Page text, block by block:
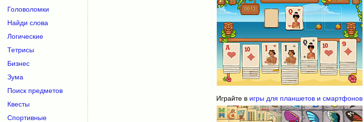
Играйте в игры для планшетов и смартфонов
Головоломки
Найди слова
Логические
Тетрисы
Бизнес
Зума
Поиск предметов
Квесты
Спортивные